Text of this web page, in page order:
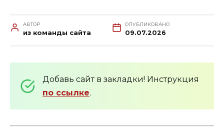
АВТОР
из команды сайта
ОПУБЛИКОВАНО
09.07.2026
Добавь сайт в закладки! Инструкция
по ссылке.